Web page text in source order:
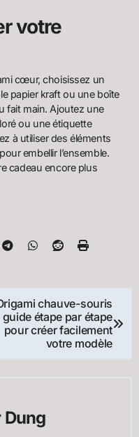
votre
cœur, choisissez un
papier kraft ou une boîte
fait main. Ajoutez une
ou une étiquette
à utiliser des éléments
embellir l’ensemble.
cadeau encore plus
chauve-souris
guide étape par étape
pour créer facilement
votre modèle
Dung